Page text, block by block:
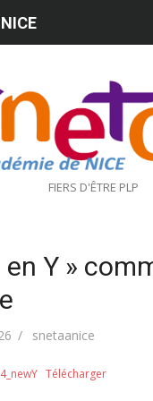
FIERS D'ÊTRE PLP
Y »
Auteur/autrice
snetaanice
Télécharger